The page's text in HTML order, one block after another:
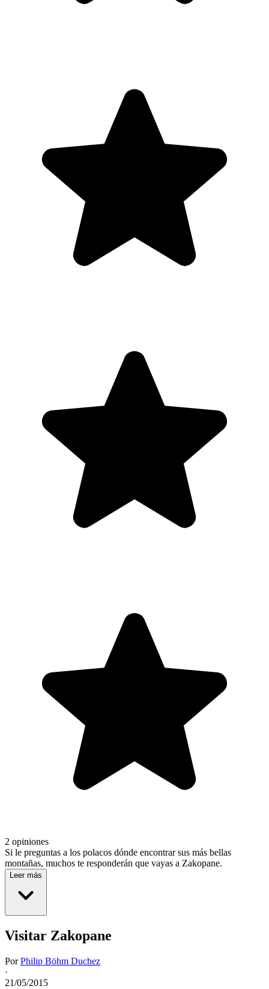
2 opiniones
Si le preguntas a los polacos dónde encontrar sus más bellas
montañas, muchos te responderán que vayas a Zakopane.
Leer más
Visitar Zakopane
PorPhilip Böhm Duchez
·
21/05/2015